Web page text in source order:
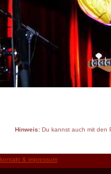
Hinweis:Du kannst auch mit den
kontakt & impressum